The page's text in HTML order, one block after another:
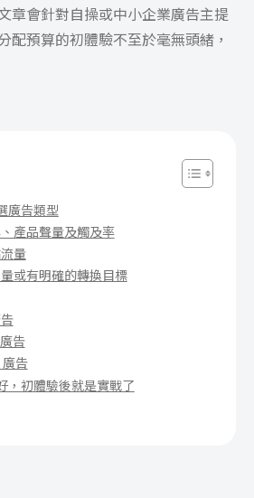
章會針對自操或中小企業廣告主提
配預算的初體驗不至於毫無頭緒，
廣告類型
產品聲量及觸及率
量
或有明確的轉換目標
告
廣告
，初體驗後就是實戰了